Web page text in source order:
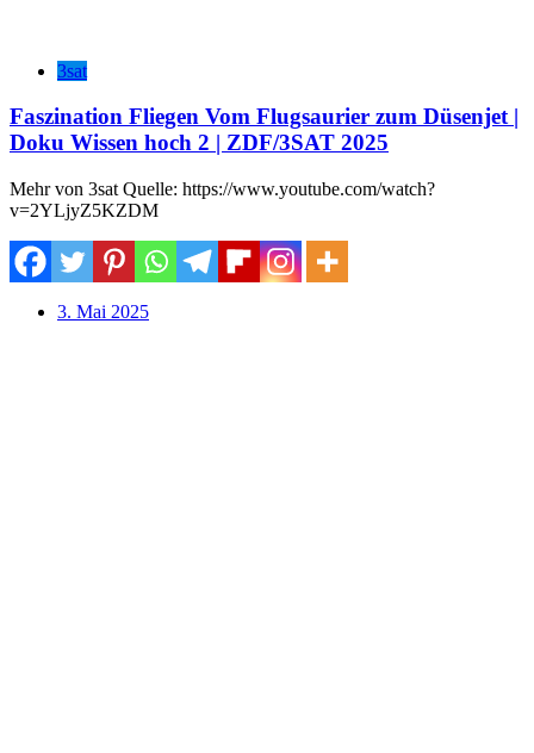
3sat
Faszination Fliegen Vom Flugsaurier zum Düsenjet |
Doku Wissen hoch 2 | ZDF/3SAT 2025
Mehr von 3sat Quelle: https://www.youtube.com/watch?
v=2YLjyZ5KZDM
3. Mai 2025